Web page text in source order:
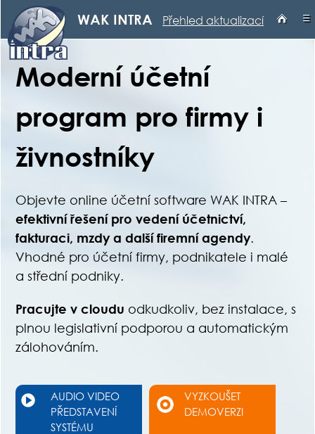
≡
WAK INTRA Přehled aktualizací
Moderní účetní
program pro firmy i
živnostníky
Objevte online účetní software WAK INTRA –
efektivní řešení pro vedení účetnictví,
fakturaci, mzdy a další firemní agendy.
Vhodné pro účetní firmy, podnikatele i malé
a střední podniky.
Pracujte v cloudu odkudkoliv, bez instalace, s
plnou legislativní podporou a automatickým
zálohováním.
AUDIO VIDEO
PŘEDSTAVENÍ
SYSTÉMU
VYZKOUŠET
DEMOVERZI